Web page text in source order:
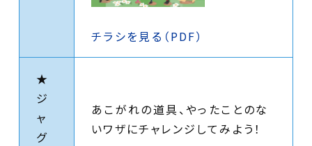
チラシを見る（PDF）
★
ジ
ャ
グ
あこがれの道具、やったことのな
いワザにチャレンジしてみよう！